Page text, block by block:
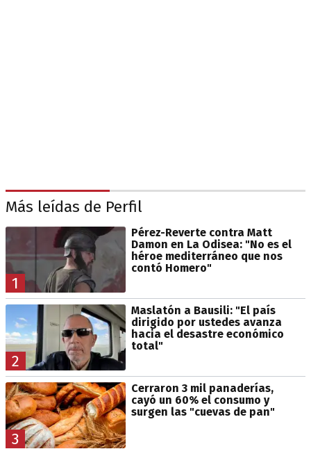
Más leídas de Perfil
1
Pérez-Reverte contra Matt
Damon en La Odisea: "No es el
héroe mediterráneo que nos
contó Homero"
2
Maslatón a Bausili: "El país
dirigido por ustedes avanza
hacia el desastre económico
total"
3
Cerraron 3 mil panaderías,
cayó un 60% el consumo y
surgen las "cuevas de pan"